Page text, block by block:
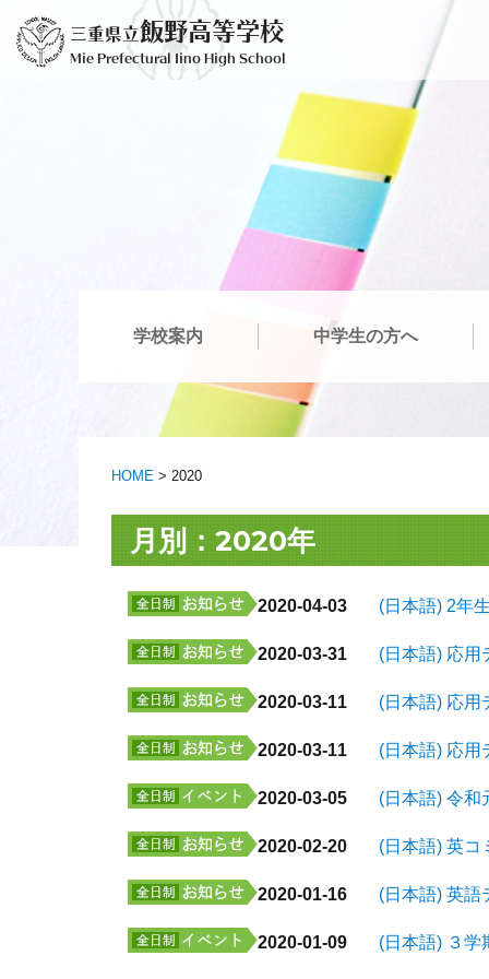
content
三重県立飯野高等学校
Mie Prefectural Iino High School
学校案内 中学生の方へ
HOME > 2020
月別：2020年
2020-04-03 (日本語) 2年
2020-03-31 (日本語) 応用
2020-03-11 (日本語) 応用
2020-03-11 (日本語) 応用
2020-03-05 (日本語) 令
2020-02-20 (日本語) 英コ
2020-01-16 (日本語) 英語
2020-01-09 (日本語) ３学